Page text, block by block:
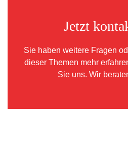
Jetzt
Sie haben weitere Fragen
dieser Themen mehr
Sie uns. Wir